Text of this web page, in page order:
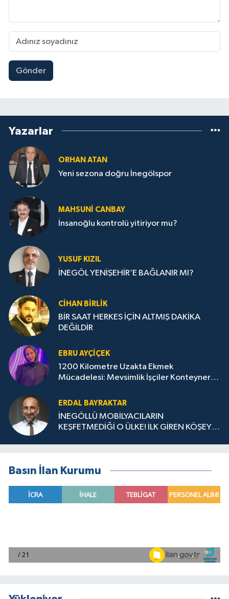
Gönder
Yazarlar
ORHAN ATAN
Yeni sezona doğru İnegölspor
MAHSUNI CANBAY
İnsanoğlu kontrolü yitiriyor mu?
YUSUF KIZIL
İNEGÖL YENİŞEHİR’E BAĞLANIR MI?
CIHAN BIRLIK
BİR SAAT HERKES İÇİN ALTMIŞ DAKİKA
DEĞİLDİR
EBRU AYÇIÇEK
1200 Kilometre Uzakta Ekmek
Mücadelesi: Mevsimlik İşçiler Konteyner
ERDAL BAYRAKTAR
İNEGÖLLÜ MOBİLYACILARIN
KEŞFETMEDİĞİ O ÜLKE! İLK GİREN KÖŞEYİ
Basın İlan Kurumu